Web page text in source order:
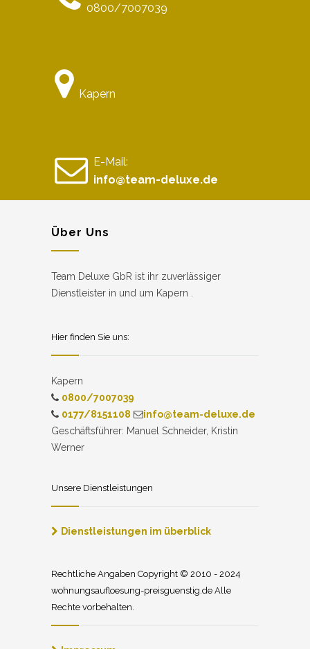
0800/7007039
Kapern
E-Mail:
info@team-deluxe.de
Über Uns
Team Deluxe GbR ist ihr zuverlässiger
Dienstleister in und um Kapern .
Hier finden Sie uns:
Kapern
0800/7007039
0177/8151108
info@team-deluxe.de
Geschäftsführer: Manuel Schneider, Kristin
Werner
Unsere Dienstleistungen
Dienstleistungen im überblick
Rechtliche Angaben Copyright © 2010 - 2024
wohnungsaufloesung-preisguenstig.de Alle
Rechte vorbehalten.